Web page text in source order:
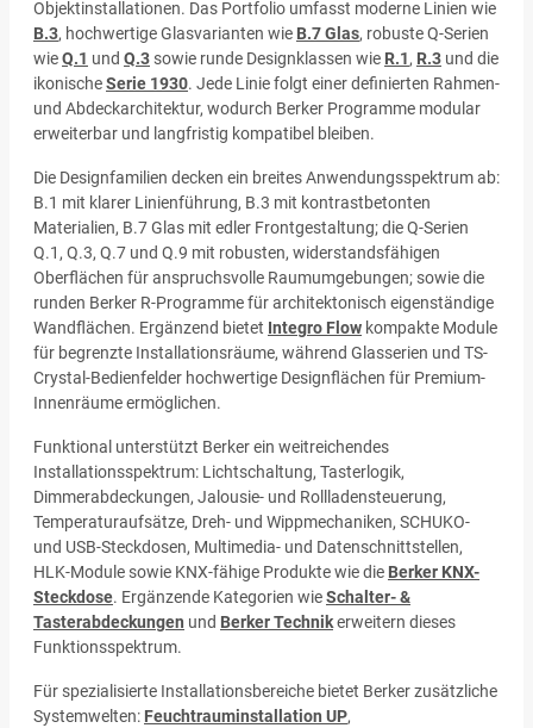
Objektinstallationen. Das Portfolio umfasst moderne Linien wie
B.3, hochwertige Glasvarianten wie B.7 Glas, robuste Q-Serien
wieQ.1 und Q.3 sowie runde Designklassen wie R.1, R.3 und die
ikonischeSerie 1930. Jede Linie folgt einer definierten Rahmen-
und Abdeckarchitektur, wodurch Berker Programme modular
erweiterbar und langfristig kompatibel bleiben.
Die Designfamilien decken ein breites Anwendungsspektrum ab:
B.1 mit klarer Linienführung, B.3 mit kontrastbetonten
Materialien, B.7 Glas mit edler Frontgestaltung; die Q-Serien
Q.1, Q.3, Q.7 und Q.9 mit robusten, widerstandsfähigen
Oberflächen für anspruchsvolle Raumumgebungen; sowie die
runden Berker R-Programme für architektonisch eigenständige
Wandflächen. Ergänzend bietet Integro Flow kompakte Module
für begrenzte Installationsräume, während Glasserien und TS-
Crystal-Bedienfelder hochwertige Designflächen für Premium-
Innenräume ermöglichen.
Funktional unterstützt Berker ein weitreichendes
Installationsspektrum: Lichtschaltung, Tasterlogik,
Dimmerabdeckungen, Jalousie- und Rollladensteuerung,
Temperaturaufsätze, Dreh- und Wippmechaniken, SCHUKO-
und USB-Steckdosen, Multimedia- und Datenschnittstellen,
HLK-Module sowie KNX-fähige Produkte wie die Berker KNX-
Steckdose. Ergänzende Kategorien wieSchalter- &
Tasterabdeckungen und Berker Technikerweitern dieses
Funktionsspektrum.
Für spezialisierte Installationsbereiche bietet Berker zusätzliche
Systemwelten: Feuchtrauminstallation UP,